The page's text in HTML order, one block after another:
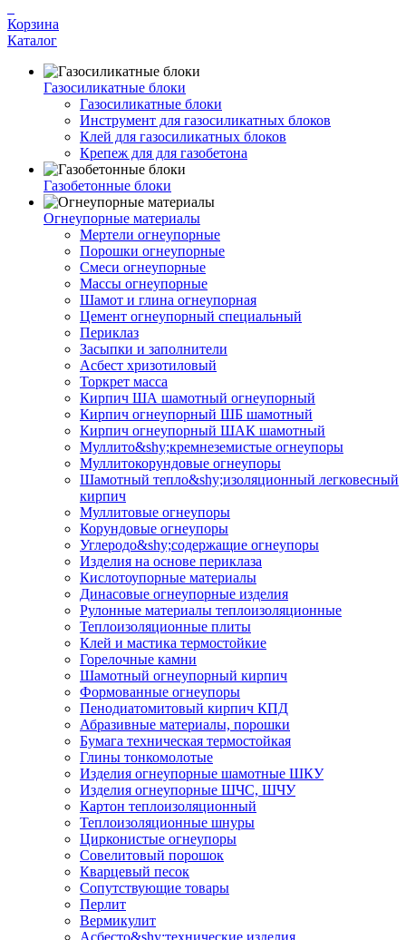
Корзина
Каталог
Газосиликатные блоки
Газосиликатные блоки
Инструмент для газосиликатных блоков
Клей для газосиликатных блоков
Крепеж для для газобетона
Газобетонные блоки
Огнеупорные материалы
Мертели огнеупорные
Порошки огнеупорные
Смеси огнеупорные
Массы огнеупорные
Шамот и глина огнеупорная
Цемент огнеупорный специальный
Периклаз
Засыпки и заполнители
Асбест хризотиловый
Торкрет масса
Кирпич ША шамотный огнеупорный
Кирпич огнеупорный ШБ шамотный
Кирпич огнеупорный ШАК шамотный
Муллито&shy;­кремнеземистые огнеупоры
Муллито­корундовые огнеупоры
Шамотный тепло&shy;изоляционный легковесный
кирпич
Муллитовые огнеупоры
Корундовые огнеупоры
Углеродо&shy;содержащие огнеупоры
Изделия на основе периклаза
Кислотоупорные материалы
Динасовые огнеупорные изделия
Рулонные материалы теплоизоляционные
Тепло­изоляционные плиты
Клей и мастика термостойкие
Горелочные камни
Шамотный огнеупорный кирпич
Формованные огнеупоры
Пенодиатомитовый кирпич КПД
Абразивные материалы, порошки
Бумага техническая термостойкая
Глины тонкомолотые
Изделия огнеупорные шамотные ШКУ
Изделия огнеупорные ШЧС, ШЧУ
Картон теплоизоляционный
Теплоизоляционные шнуры
Цирконистые огнеупоры
Совелитовый порошок
Кварцевый песок
Сопутствующие товары
Перлит
Вермикулит
Асбесто&shy;технические изделия